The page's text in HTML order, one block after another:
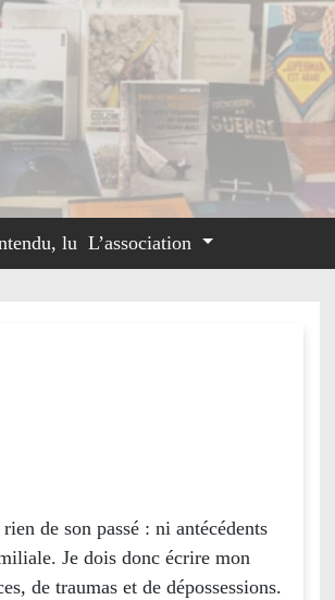
lu L’association
de son passé : ni antécédents
Je dois donc écrire mon
de traumas et de dépossessions.